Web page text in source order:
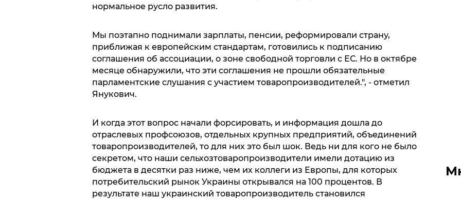
нормальное русло развития.
Мы поэтапно поднимали зарплаты, пенсии, реформировали страну,
приближая к европейским стандартам, готовились к подписанию
соглашения об ассоциации, о зоне свободной торговли с ЕС. Но в октябре
месяце обнаружили, что эти соглашения не прошли обязательные
парламентские слушания с участием товаропроизводителей.", - отметил
Янукович.
И когда этот вопрос начали форсировать, и информация дошла до
отраслевых профсоюзов, отдельных крупных предприятий, объединений
товаропроизводителей, то для них это был шок. Ведь ни для кого не было
секретом, что наши сельхозтоваропроизводители имели дотацию из
бюджета в десятки раз ниже, чем их коллеги из Европы, для которых
потребительский рынок Украины открывался на 100 процентов. В
результате наш украинский товаропроизводитель становился